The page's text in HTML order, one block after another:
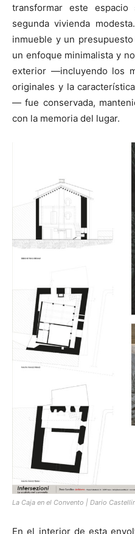
transformar este espacio
segunda vivienda
inmueble y un
un enfoque minimalista y
exterior —incluyendo los
originales y la
— fue conservada,
con la memoria del lugar.
La Caja en el Convento | Dario
En el interior de esta